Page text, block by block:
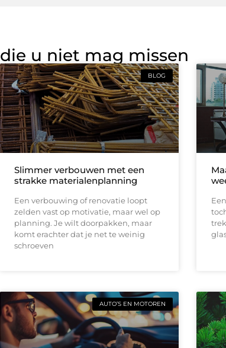
die u niet mag missen
BLOG
Slimmer verbouwen met een
strakke materialenplanning
Een verbouwing of renovatie loopt
zelden vast op motivatie, maar wel op
planning. Je wilt doorpakken, maar
komt erachter dat je net te weinig
schroeven
AUTO’S EN MOTOREN